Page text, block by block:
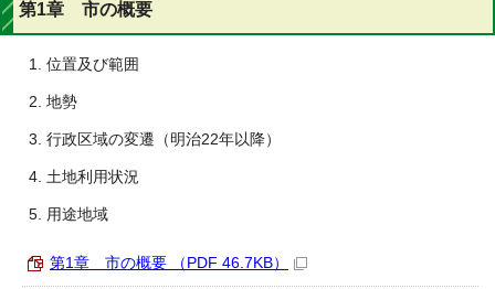
第1章 市の概要
位置及び範囲
地勢
行政区域の変遷（明治22年以降）
土地利用状況
用途地域
第1章 市の概要 （PDF 46.7KB）